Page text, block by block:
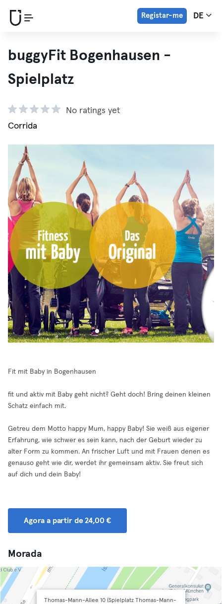
Registar-me DE
buggyFit Bogenhausen -
Spielplatz
No ratings yet
Corrida
Fit mit Baby in Bogenhausen
fit und aktiv mit Baby geht nicht? Geht doch! Bring deinen kleinen
Schatz einfach mit.
Getreu dem Motto happy Mum, happy Baby! Sie weiß aus eigener
Erfahrung, wie schwer es sein kann, nach der Geburt wieder zu
alter Form zu kommen. An frischer Luft und mit Frauen denen es
genauso geht wie dir, werdet ihr gemeinsam aktiv. Sie freut sich
auf dich und dein Baby!
Agora a partir de 24,00 €
Morada
Thomas-Mann-Allee 10 (Spielplatz Thomas-Mann-